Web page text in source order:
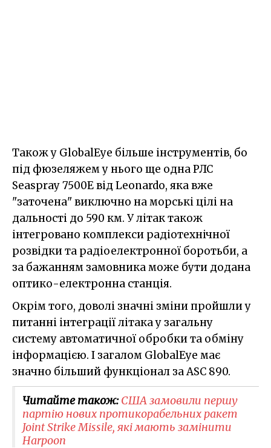
Також у GlobalEye більше інструментів, бо
під фюзеляжем у нього ще одна РЛС
Seaspray 7500Е від Leonardo, яка вже
"заточена" виключно на морські цілі на
дальності до 590 км. У літак також
інтегровано комплекси радіотехнічної
розвідки та радіоелектронної боротьби, а
за бажанням замовника може бути додана
оптико-електронна станція.
Окрім того, доволі значні зміни пройшли у
питанні інтеграції літака у загальну
систему автоматичної обробки та обміну
інформацією. І загалом GlobalEye має
значно більший функціонал за ASC 890.
Читайте також:США замовили першу
партію нових протикорабельних ракет
Joint Strike Missile, які мають замінити
Harpoon